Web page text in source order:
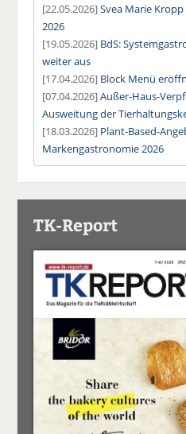
[22.05.2026]Svea Marie
2026
[19.05.2026] BdS:
weiter aus
[17.04.2026] Block Menü
[07.04.2026]Außer-Haus-
Ausweitung der
[18.03.2026] Plant-Based-
Markengastronomie 2026
TK-Report